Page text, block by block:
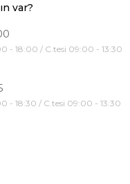
var?
- 18:00 / C.tesi 09:00 - 13:30
- 18:30 / C.tesi 09:00 - 13:30